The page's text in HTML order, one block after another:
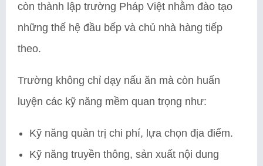
còn thành lập trường Pháp Việt nhằm đào tạo
những thế hệ đầu bếp và chủ nhà hàng tiếp
theo.
Trường không chỉ dạy nấu ăn mà còn huấn
luyện các kỹ năng mềm quan trọng như:
Kỹ năng quản trị chi phí, lựa chọn địa điểm.
Kỹ năng truyền thông, sản xuất nội dung